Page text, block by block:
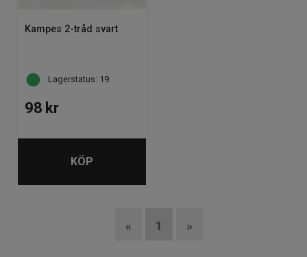
Kampes 2-tråd svart
Lagerstatus: 19
98 kr
KÖP
« 1 »